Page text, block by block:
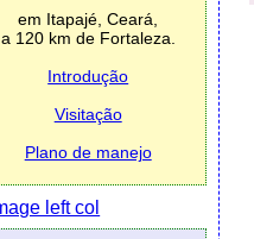
em Itapajé, Ceará,
a 120 km de Fortaleza.
Introdução
Visitação
Plano de manejo